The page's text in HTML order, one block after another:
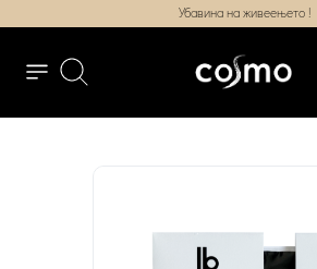
Убавина на живеењето !